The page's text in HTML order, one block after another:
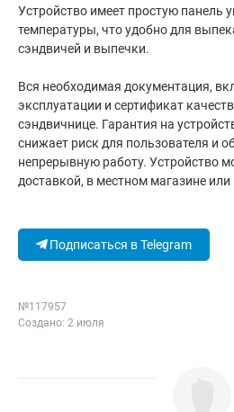
Устройство имеет простую панель
температуры, что удобно для
сэндвичей и выпечки.
Вся необходимая документация,
эксплуатации и сертификат
сэндвичнице. Гарантия на
снижает риск для пользователя и
непрерывную работу. Устройство
доставкой, в местном магазине
Подписаться в Telegram
№117957
Создано: 2 июля